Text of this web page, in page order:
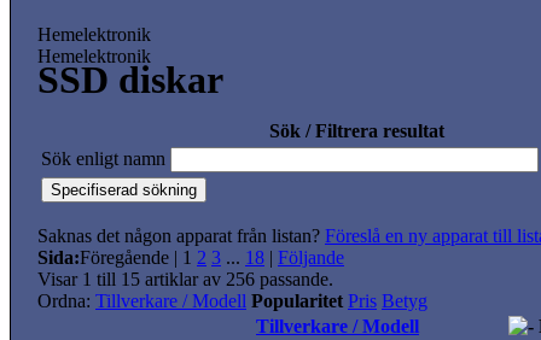
Hemelektronik
Hemelektronik
SSD diskar
Sök / Filtrera resultat
Sök enligt namn
Saknas det någon apparat från listan? Föreslå en ny apparat till
Sida:Föregående | 1 2 3 ... 18 | Följande
Visar 1 till 15 artiklar av 256 passande.
Ordna: Tillverkare / Modell Popularitet Pris Betyg
Tillverkare / Modell